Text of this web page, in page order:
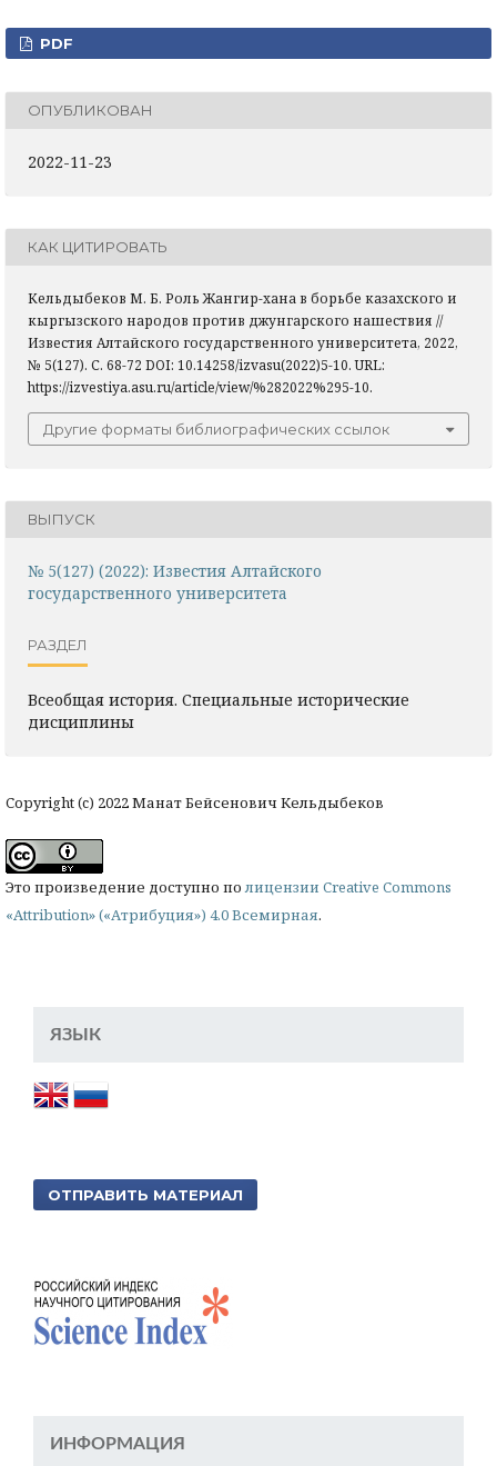
PDF
ОПУБЛИКОВАН
2022-11-23
КАК ЦИТИРОВАТЬ
Кельдыбеков М. Б. Роль Жангир-хана в борьбе казахского и
кыргызского народов против джунгарского нашествия //
Известия Алтайского государственного университета, 2022,
№ 5(127). С. 68-72 DOI: 10.14258/izvasu(2022)5-10. URL:
https://izvestiya.asu.ru/article/view/%282022%295-10.
Другие форматы библиографических ссылок
ВЫПУСК
№ 5(127) (2022): Известия Алтайского
государственного университета
РАЗДЕЛ
Всеобщая история. Специальные исторические
дисциплины
Copyright (c) 2022 Манат Бейсенович Кельдыбеков
Это произведение доступно полицензии Creative Commons
«Attribution» («Атрибуция») 4.0 Всемирная.
ЯЗЫК
ОТПРАВИТЬ МАТЕРИАЛ
ИНФОРМАЦИЯ